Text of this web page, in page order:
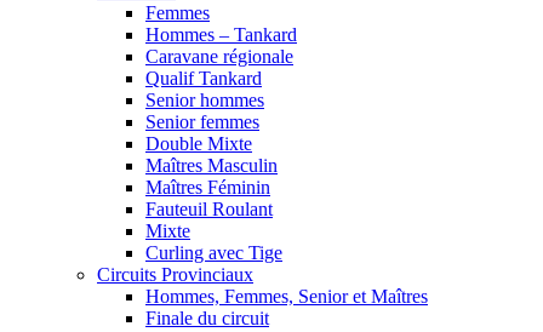
Femmes
Hommes – Tankard
Caravane régionale
Qualif Tankard
Senior hommes
Senior femmes
Double Mixte
Maîtres Masculin
Maîtres Féminin
Fauteuil Roulant
Mixte
Curling avec Tige
Circuits Provinciaux
Hommes, Femmes, Senior et Maîtres
Finale du circuit